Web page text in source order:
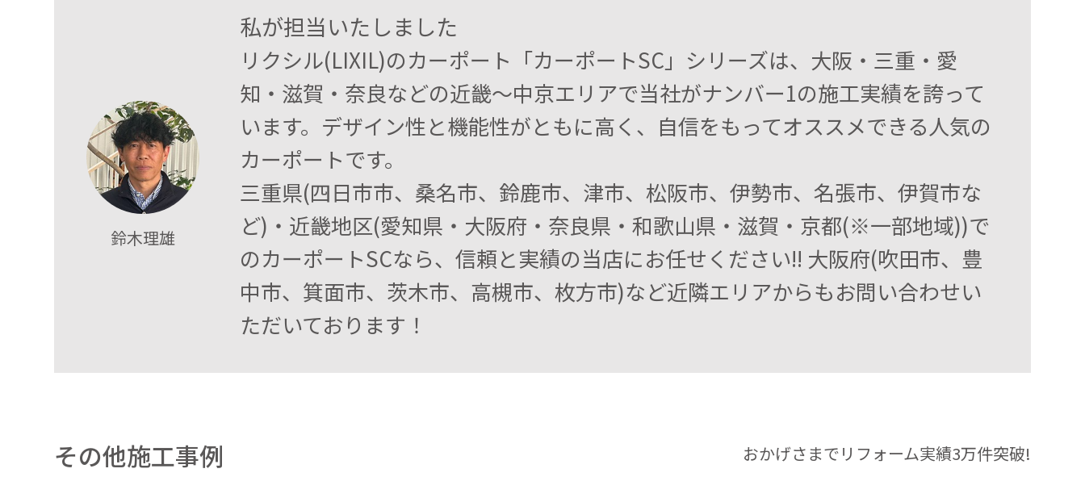
鈴木理雄
私が担当いたしました
リクシル(LIXIL)のカーポート「カーポートSC」シリーズは、大阪・三重・愛
知・滋賀・奈良などの近畿～中京エリアで当社がナンバー1の施工実績を誇って
います。デザイン性と機能性がともに高く、自信をもってオススメできる人気の
カーポートです。
三重県(四日市市、桑名市、鈴鹿市、津市、松阪市、伊勢市、名張市、伊賀市な
ど)・近畿地区(愛知県・大阪府・奈良県・和歌山県・滋賀・京都(※一部地域))で
のカーポートSCなら、信頼と実績の当店にお任せください!! 大阪府(吹田市、豊
中市、箕面市、茨木市、高槻市、枚方市)など近隣エリアからもお問い合わせい
ただいております！
その他施工事例 おかげさまでリフォーム実績3万件突破!